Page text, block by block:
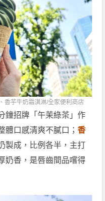
香芋牛奶霜淇淋/全家便利商店
鐘招牌「午茉綠茶」作
體口感清爽不膩口；香
製成，比例各半，主打
奶香，是唇齒間品嚐得